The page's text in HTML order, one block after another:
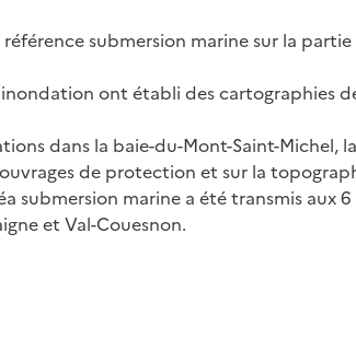
submersion marine sur la
ont établi des cartographies
dans la baie-du-Mont-Saint-Michel,
de protection et sur la
submersion marine a été transmis aux
et Val-Couesnon.